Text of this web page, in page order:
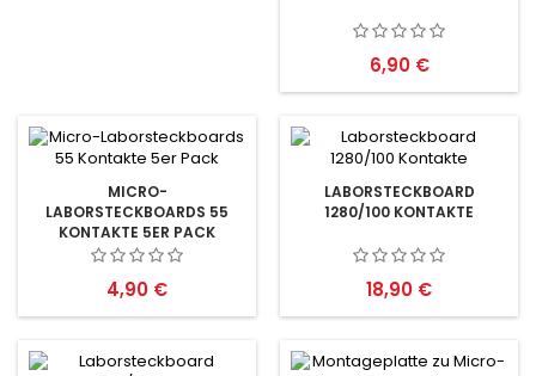
Preis
6,90 €
MICRO-
LABORSTECKBOARDS 55
KONTAKTE 5ER PACK
Preis
4,90 €
LABORSTECKBOARD
1280/100 KONTAKTE
Preis
18,90 €